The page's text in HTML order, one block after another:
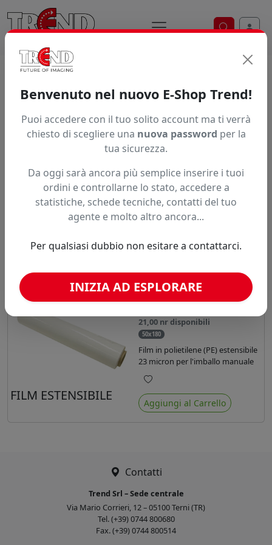
Ricerca
Scopri il film in polietilene estensibile per la fasciatura
manuale di pallet o altri imballaggi. Ottima protezione
atmosferici. Ottima resistenza agli strappi. P
Ordinamento
FILM ESTENSIBILE
21,00 nr disponibili
50x180
Film in polietilene (PE) estensibile
23 micron per l'imballo manuale
Preferiti
Aggiungi al Carrello
Contatti
Trend Srl – Sede centrale
Via Mario Corrieri, 12 – 05100 Terni (TR)
Tel. (+39) 0744 800680
Fax. (+39) 0744 800514
Benvenuto nel nuovo E-Shop Trend!
Puoi accedere con il tuo solito account ma ti verrà
chiesto di scegliere una nuova password per la
tua sicurezza.
Da oggi sarà ancora più semplice inserire i tuoi
ordini e controllarne lo stato, accedere a
statistiche, schede tecniche, contatti del tuo
agente e molto altro ancora...
Per qualsiasi dubbio non esitare a contattarci.
INIZIA AD ESPLORARE